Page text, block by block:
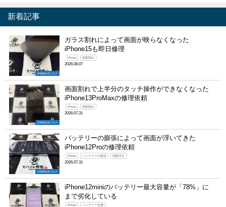
新着記事
伊勢崎本店ブログ
ガラス割れによって画面が映らなくなった
iPhone15も即日修理
iPhone 画面割れ
2026.08.07
伊勢崎本店ブログ
画面割れで上半分のタッチ操作ができなくなった
iPhone13ProMaxの修理依頼
iPhone 画面割れ
2026.07.31
伊勢崎本店ブログ
バッテリーの膨張によって画面が浮いてきた
iPhone12Proの修理依頼
iPhone バッテリーの膨張 画面浮き
2026.07.31
iPhone12miniのバッテリー最大容量が「78%」に
まで劣化している
iPhone バッテリー交換